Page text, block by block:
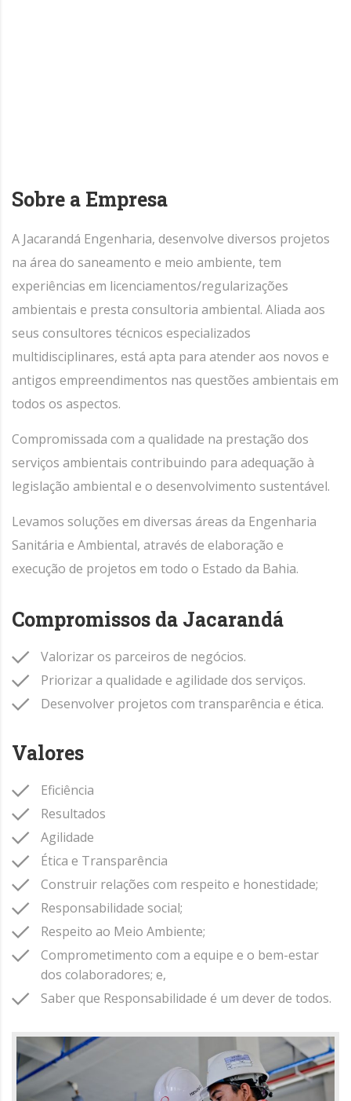
Sobre a Empresa
A Jacarandá Engenharia, desenvolve diversos projetos
na área do saneamento e meio ambiente, tem
experiências em licenciamentos/regularizações
ambientais e presta consultoria ambiental. Aliada aos
seus consultores técnicos especializados
multidisciplinares, está apta para atender aos novos e
antigos empreendimentos nas questões ambientais em
todos os aspectos.
Compromissada com a qualidade na prestação dos
serviços ambientais contribuindo para adequação à
legislação ambiental e o desenvolvimento sustentável.
Levamos soluções em diversas áreas da Engenharia
Sanitária e Ambiental, através de elaboração e
execução de projetos em todo o Estado da Bahia.
Compromissos da Jacarandá
Valorizar os parceiros de negócios.
Priorizar a qualidade e agilidade dos serviços.
Desenvolver projetos com transparência e ética.
Valores
Eficiência
Resultados
Agilidade
Ética e Transparência
Construir relações com respeito e honestidade;
Responsabilidade social;
Respeito ao Meio Ambiente;
Comprometimento com a equipe e o bem-estar
dos colaboradores; e,
Saber que Responsabilidade é um dever de todos.